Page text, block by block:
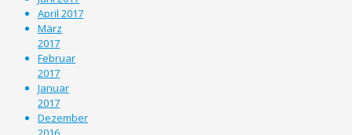
April 2017
März
2017
Februar
2017
Januar
2017
Dezember